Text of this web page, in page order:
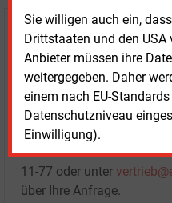
Sie willigen auch ein,
Drittstaaten und den USA
Anbieter müssen ihre
weitergegeben. Daher
einem nach EU-
Datenschutzniveau
Einwilligung).
Haben Sie
Mehrfachzugängen
Sprechen Sie uns an,
E&M-Inhalten oder den
Paketen haben.
Das E&M-Vertriebsteam
11-77 oder unter
über Ihre Anfrage.